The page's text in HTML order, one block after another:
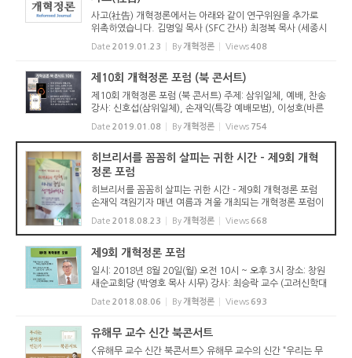
사고(社告) 개혁정론에서는 아래와 같이 연구위원을 추가로
위촉하였습니다. 김명일 목사 (SFC 간사) 최정복 목사 (세종시
장로교회 담임) 2019년 1월 22일 개혁정론 운영위원장
Date 2019.01.23 By 개혁정론 Views408
제10회 개혁정론 포럼 (북 콘서트)
제10회 개혁정론 포럼 (북 콘서트) 주제: 삼위일체, 예배, 찬송
강사: 신호섭(삼위일체), 손재익(특강 예배모범), 이성호(바른
예배를 위한 찬송해설) 일시: 2019년 1월 22일(화) 오전 10시
30분 – 3시 장소: 고양시 올곧은교회당 (고양시 덕양구 용현
로...
Date 2019.01.08 By 개혁정론 Views 754
히브리서를 꼼꼼히 살피는 귀한 시간 - 제9회 개혁
정론 포럼
히브리서를 꼼꼼히 살피는 귀한 시간 - 제9회 개혁정론 포럼
손재익 객원기자 매년 여름과 겨울 개최되는 개혁정론 포럼이
어느덧 9회째를 맞았다. 2018년 8월 20일(월) 오전 10시 창
원새순교회당(박영호 목사 시무)에는 약 40여명이 참석하여
Date 2018.08.23 By 개혁정론 Views 668
제9회 개혁정론 포럼
일시: 2018년 8월 20일(월) 오전 10시 ~ 오후 3시 장소: 창원
새순교회당 (박영호 목사 시무) 강사: 최승락 교수 (고려신학대
학원) 참가비: 1만원 (점심식사 제공) 등록: 농협 302-0602-9
875-41 (예금주: 황대우)로 입금하신 뒤 010-7423-0113(손
Date 2018.08.06 By 개혁정론 Views 693
유해무 교수 신간 북콘서트
<유해무 교수 신간 북콘서트> 유해무 교수의 신간 “우리는 무